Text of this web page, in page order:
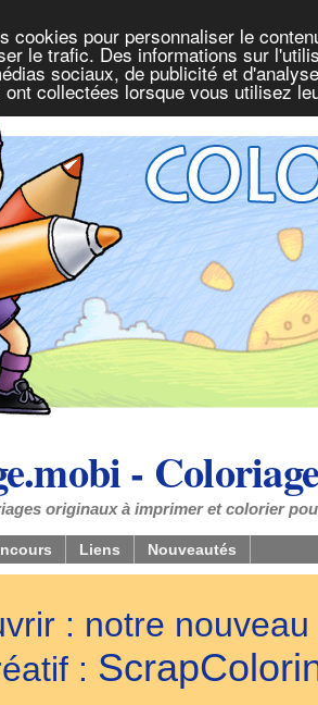
cookies pour personnaliser le
le trafic. Des informations sur
sociaux, de publicité et
ont collectées lorsque vous utilisez
-
originaux à imprimer et colorier
Liens Nouveautés
: notre
: